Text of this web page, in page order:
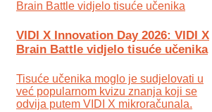
VIDI X Innovation Day 2026: VIDI X
Brain Battle vidjelo tisuće učenika
Tisuće učenika moglo je sudjelovati u
već popularnom kvizu znanja koji se
odvija putem VIDI X mikroračunala.